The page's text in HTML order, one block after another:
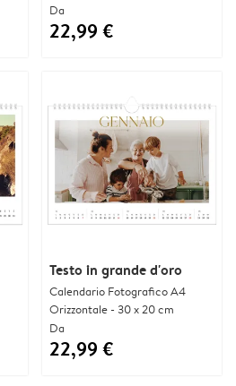
Da
22,99 €
Testo in grande d'oro
Calendario Fotografico A4
Orizzontale - 30 x 20 cm
Da
22,99 €